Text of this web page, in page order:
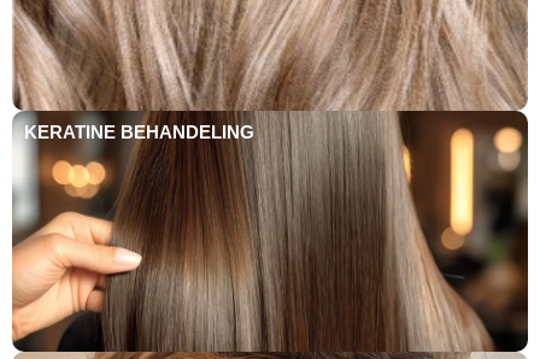
KERATINE BEHANDELING